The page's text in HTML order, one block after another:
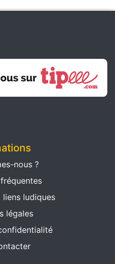
nous ?
ludiques
légales